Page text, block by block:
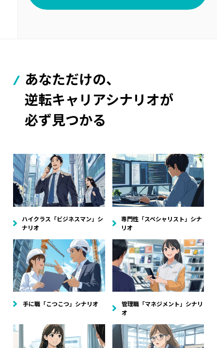
あなただけの、
逆転キャリアシナリオが
必ず見つかる
ハイクラス「ビジネスマン」シ
ナリオ
専門性「スペシャリスト」シナ
リオ
手に職「こつこつ」シナリオ
管理職「マネジメント」シナリ
オ